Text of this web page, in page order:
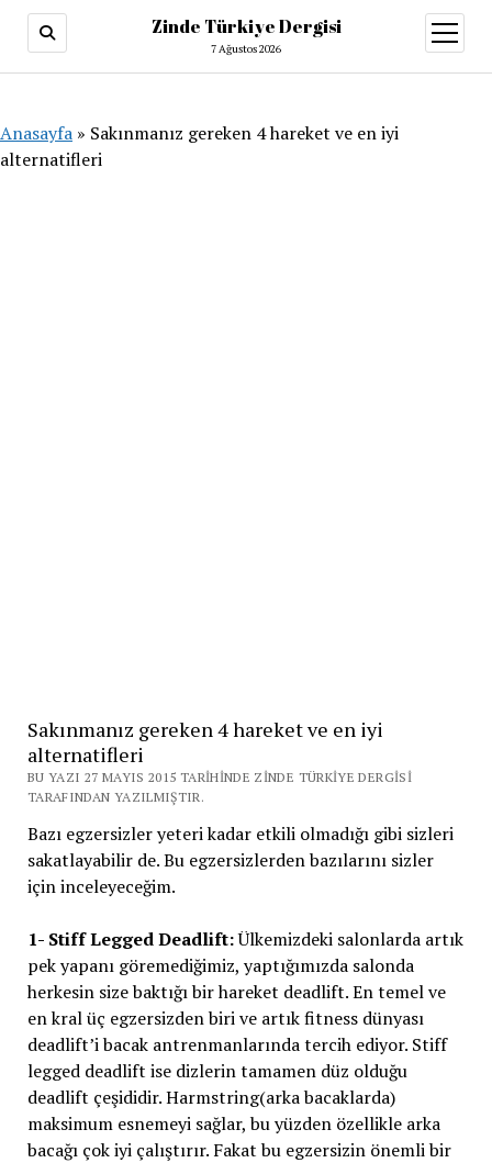
Zinde Türkiye Dergisi
7 Ağustos 2026
aç
Anasayfa » Sakınmanız gereken 4 hareket ve en iyi
alternatifleri
Sakınmanız gereken 4 hareket ve en iyi
alternatifleri
BU YAZI 27 MAYIS 2015 TARIHINDE ZINDE TÜRKIYE DERGISI
TARAFINDAN YAZILMIŞTIR.
Bazı egzersizler yeteri kadar etkili olmadığı gibi sizleri
sakatlayabilir de. Bu egzersizlerden bazılarını sizler
için inceleyeceğim.
1- Stiff Legged Deadlift:Ülkemizdeki salonlarda artık
pek yapanı göremediğimiz, yaptığımızda salonda
herkesin size baktığı bir hareket deadlift. En temel ve
en kral üç egzersizden biri ve artık fitness dünyası
deadlift’i bacak antrenmanlarında tercih ediyor. Stiff
legged deadlift ise dizlerin tamamen düz olduğu
deadlift çeşididir. Harmstring(arka bacaklarda)
maksimum esnemeyi sağlar, bu yüzden özellikle arka
bacağı çok iyi çalıştırır. Fakat bu egzersizin önemli bir